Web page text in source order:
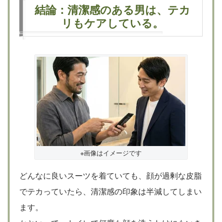
結論：清潔感のある男は、テカ
リもケアしている。
※画像はイメージです
どんなに良いスーツを着ていても、顔が過剰な皮脂
でテカっていたら、清潔感の印象は半減してしまい
ます。